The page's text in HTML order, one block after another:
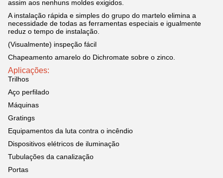
assim aos nenhuns moldes exigidos.
A instalação rápida e simples do grupo do martelo elimina a
necessidade de todas as ferramentas especiais e igualmente
reduz o tempo de instalação.
(Visualmente) inspeção fácil
Chapeamento amarelo do Dichromate sobre o zinco.
Aplicações:
Trilhos
Aço perfilado
Máquinas
Gratings
Equipamentos da luta contra o incêndio
Dispositivos elétricos de iluminação
Tubulações da canalização
Portas